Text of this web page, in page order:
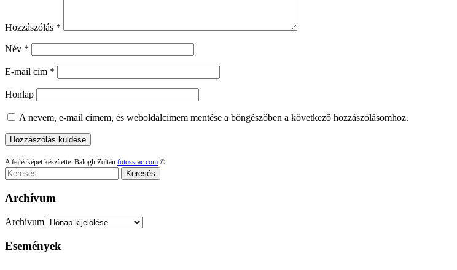
Hozzászólás *
Név *
E-mail cím *
Honlap
A nevem, e-mail címem, és weboldalcímem mentése a böngészőben a következő hozzászólásomhoz.
A fejlécképet készítette: Balogh Zoltán fotossrac.com ©
Keresés
Archívum
Archívum
Események